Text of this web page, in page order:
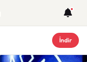
İndir